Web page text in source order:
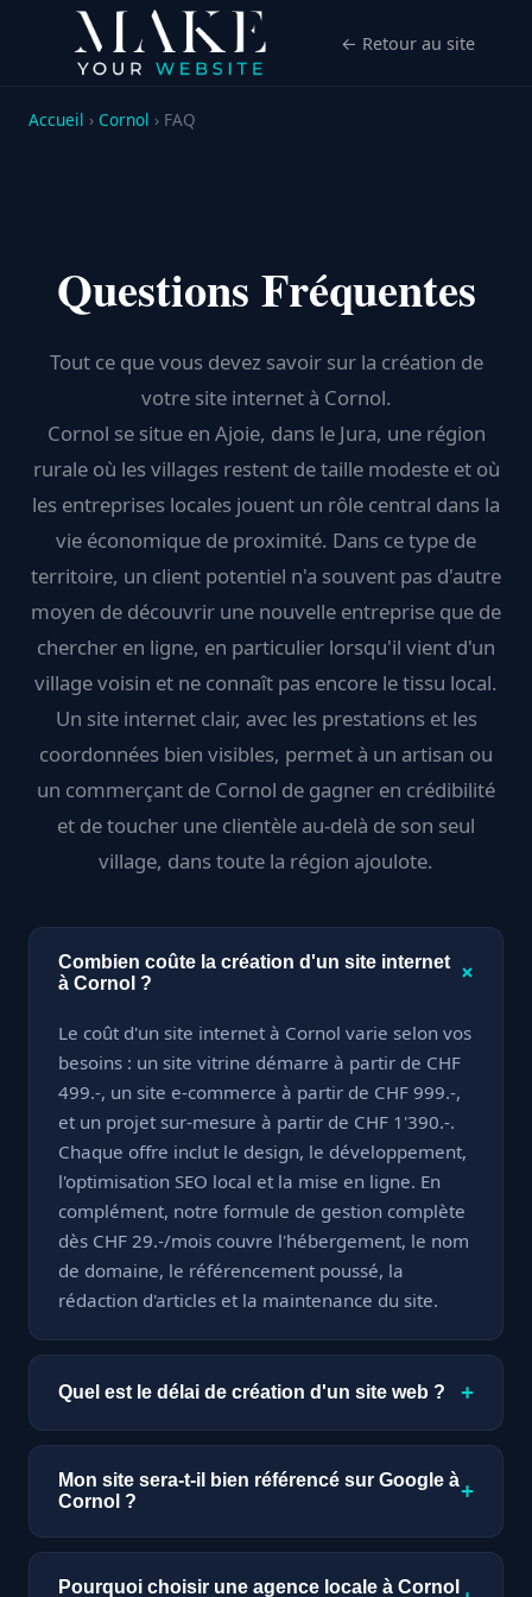
← Retour au site
Accueil › Cornol › FAQ
Questions Fréquentes
Tout ce que vous devez savoir sur la création de
votre site internet à Cornol.
Cornol se situe en Ajoie, dans le Jura, une région
rurale où les villages restent de taille modeste et où
les entreprises locales jouent un rôle central dans la
vie économique de proximité. Dans ce type de
territoire, un client potentiel n'a souvent pas d'autre
moyen de découvrir une nouvelle entreprise que de
chercher en ligne, en particulier lorsqu'il vient d'un
village voisin et ne connaît pas encore le tissu local.
Un site internet clair, avec les prestations et les
coordonnées bien visibles, permet à un artisan ou
un commerçant de Cornol de gagner en crédibilité
et de toucher une clientèle au-delà de son seul
village, dans toute la région ajoulote.
Combien coûte la création d'un site internet
à Cornol ?
+
Le coût d'un site internet à Cornol varie selon vos
besoins : un site vitrine démarre à partir de CHF
499.-, un site e-commerce à partir de CHF 999.-,
et un projet sur-mesure à partir de CHF 1'390.-.
Chaque offre inclut le design, le développement,
l'optimisation SEO local et la mise en ligne. En
complément, notre formule de gestion complète
dès CHF 29.-/mois couvre l'hébergement, le nom
de domaine, le référencement poussé, la
rédaction d'articles et la maintenance du site.
Quel est le délai de création d'un site web ? +
Un site vitrine est livré en seulement 7 jours. Un
site e-commerce ou sur-mesure nécessite à
partir de 15 jours, selon la complexité des
fonctionnalités demandées. Nous nous
projet.
Mon site sera-t-il bien référencé sur Google à
Cornol ?
+
Absolument. Chaque site que nous créons est
optimisé pour le référencement local à Cornol :
Pourquoi choisir une agence locale à Cornol